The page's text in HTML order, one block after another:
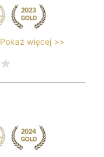
Pokaż więcej >>